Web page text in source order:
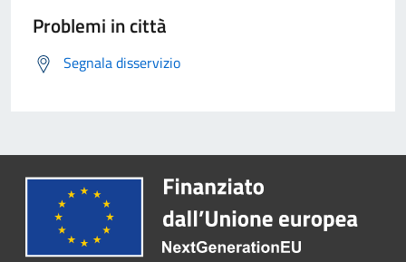
Problemi in città
Segnala disservizio